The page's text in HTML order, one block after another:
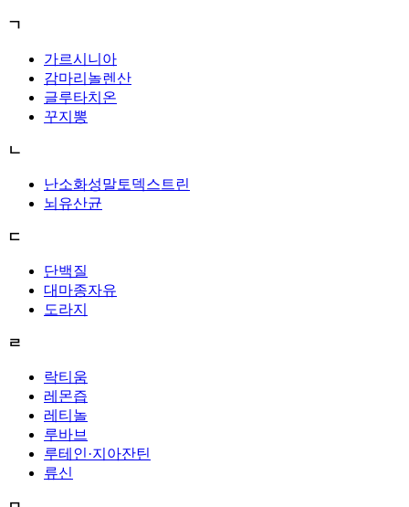
ㄱ
가르시니아
감마리놀렌산
글루타치온
꾸지뽕
ㄴ
난소화성말토덱스트린
뇌유산균
ㄷ
단백질
대마종자유
도라지
ㄹ
락티움
레몬즙
레티놀
루바브
루테인·지아잔틴
류신